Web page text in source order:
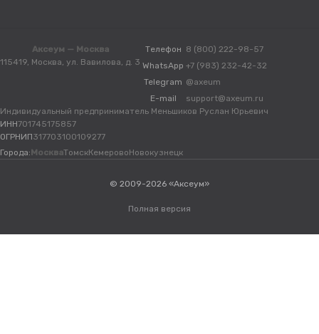
Аксеум — Москва
115419, Москва, ул. Вавилова, д. 3
Телефон 8 (800) 222-98-57
WhatsApp +7 (983) 232-42-32
Telegram @axeum
E-mail
support@axeum.ru
Индивидуальный предприниматель Меньшиков Руслан Юрьевич
ИНН701745175857
ОГРНИП317703100109277
Города: МоскваТомскКемеровоНовокузнецк
© 2009-2026 «Аксеум»
Полная версия